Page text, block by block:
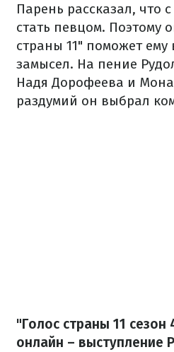
Парень рассказал, что
стать певцом. Поэтому
страны 11" поможет ему
замысел. На пение
Надя Дорофеева и
раздумий он выбрал
"Голос страны 11 сезон
онлайн – выступление